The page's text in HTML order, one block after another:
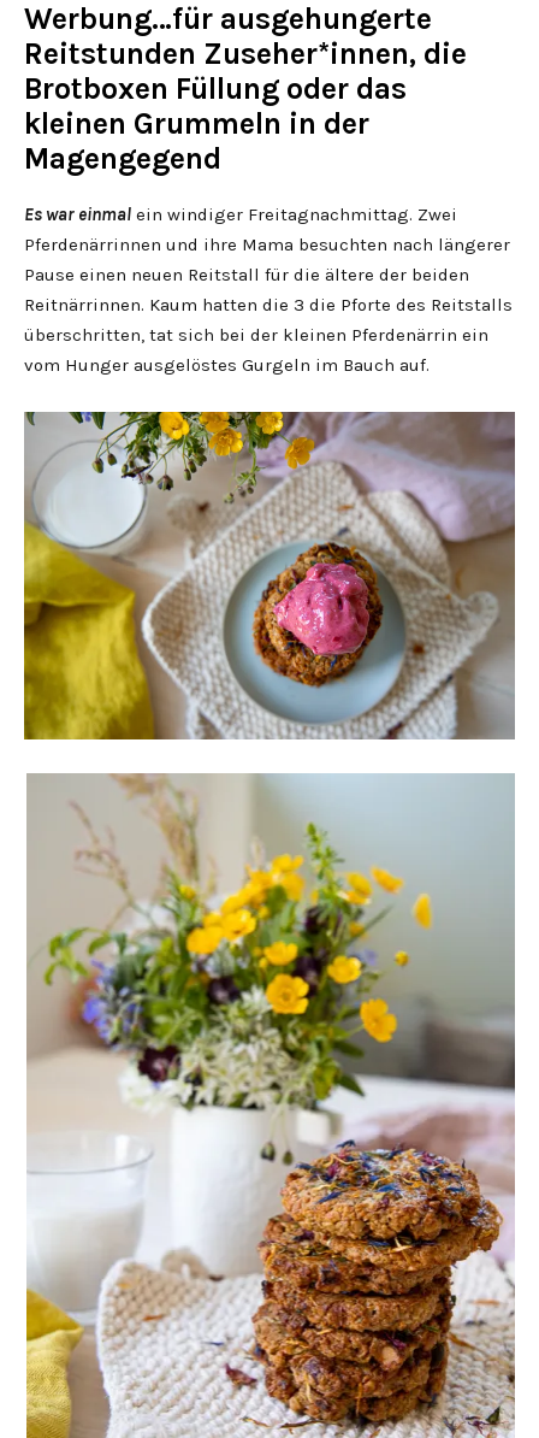
Werbung…für ausgehungerte
Reitstunden Zuseher*innen, die
Brotboxen Füllung oder das
kleinen Grummeln in der
Magengegend
Es war einmal ein windiger Freitagnachmittag. Zwei
Pferdenärrinnen und ihre Mama besuchten nach längerer
Pause einen neuen Reitstall für die ältere der beiden
Reitnärrinnen. Kaum hatten die 3 die Pforte des Reitstalls
überschritten, tat sich bei der kleinen Pferdenärrin ein
vom Hunger ausgelöstes Gurgeln im Bauch auf.